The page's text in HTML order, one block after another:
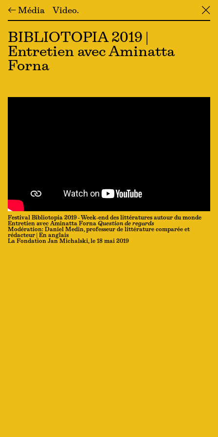
← Média Video ╳
BIBLIOTOPIA 2019 |
Entretien avec Aminatta
Forna
Festival Bibliotopia 2019 - Week-end des littératures autour du monde
Entretien avec Aminatta Forna Question de regards
Modération: Daniel Medin, professeur de littérature comparée et
rédacteur | En anglais
La Fondation Jan Michalski, le 18 mai 2019